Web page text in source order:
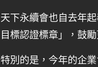
天下永續會也自去年
目標認證標章」，鼓
特別的是，今年的企